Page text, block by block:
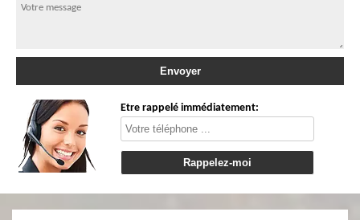
Etre rappelé immédiatement: